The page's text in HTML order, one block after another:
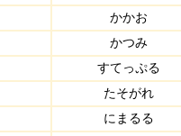
かかお
かつみ
すてっぷる
たそがれ
にまるる